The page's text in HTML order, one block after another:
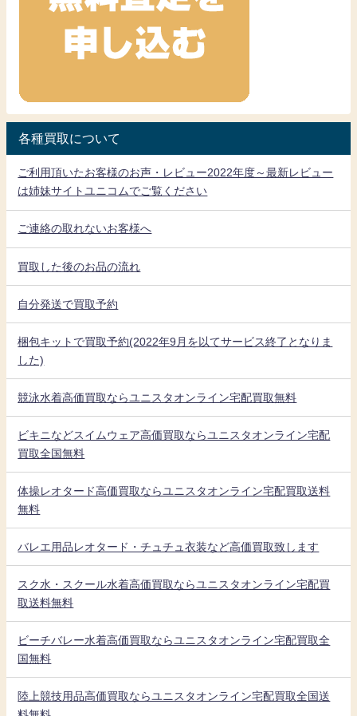
各種買取について
ご利用頂いたお客様のお声・レビュー2022年度～最新レビュー
は姉妹サイトユニコムでご覧ください
ご連絡の取れないお客様へ
買取した後のお品の流れ
自分発送で買取予約
梱包キットで買取予約(2022年9月を以てサービス終了となりま
した)
競泳水着高価買取ならユニスタオンライン宅配買取無料
ビキニなどスイムウェア高価買取ならユニスタオンライン宅配
買取全国無料
体操レオタード高価買取ならユニスタオンライン宅配買取送料
無料
バレエ用品レオタード・チュチュ衣装など高価買取致します
スク水・スクール水着高価買取ならユニスタオンライン宅配買
取送料無料
ビーチバレー水着高価買取ならユニスタオンライン宅配買取全
国無料
陸上競技用品高価買取ならユニスタオンライン宅配買取全国送